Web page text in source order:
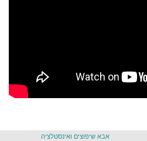
אבא שיפוצים ואינסטלציה